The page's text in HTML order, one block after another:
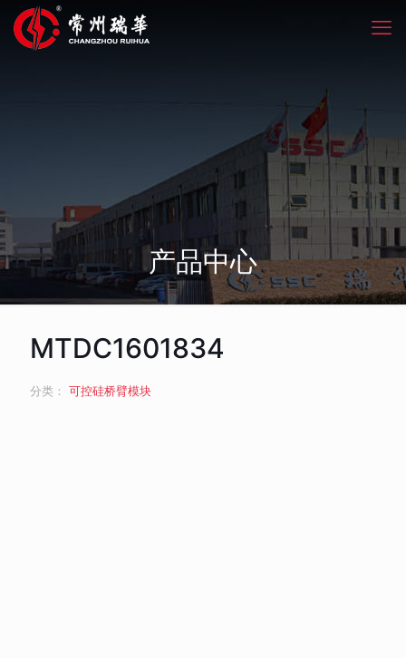
产品中心
MTDC1601834
分类： 可控硅桥臂模块